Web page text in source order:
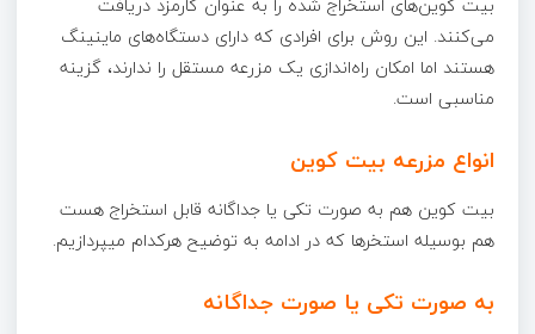
می‌کنند. این روش برای افرادی که دارای دستگاه‌های ماینینگ
هستند اما امکان راه‌اندازی یک مزرعه مستقل را ندارند، گزینه
مناسبی است.
انواع مزرعه بیت کوین
بیت کوین هم به صورت تکی یا جداگانه قابل استخراج هست
هم بوسیله استخرها که در ادامه به توضیح هرکدام میپردازیم.
به صورت تکی یا صورت جداگانه